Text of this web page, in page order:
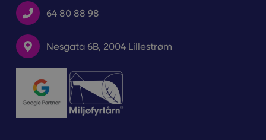
64 80 88 98
Nesgata 6B, 2004 Lillestrøm